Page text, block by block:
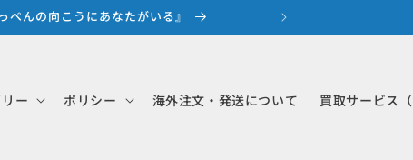
ぺんの向こうにあなたがいる』
ー ポリシー 海外注文・発送について 買取サービス（